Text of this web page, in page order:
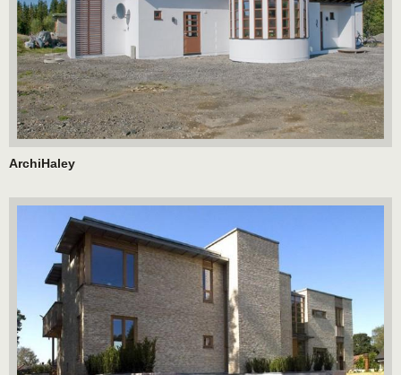
ArchiHaley